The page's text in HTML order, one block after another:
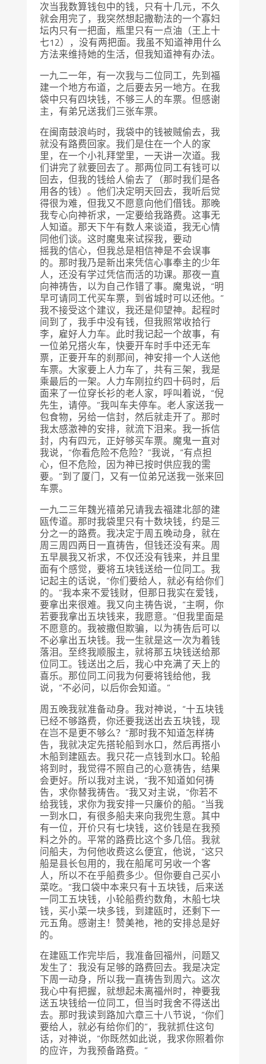
次当我数算钱包中的钱，只有十几元，不久
就会用完了，我突然想起撒勒法的一个寡妇
坛内只有一把面，瓶里只有一点油（王上十
七12），没有两把面。我虽不知道神用什么
方法来维持她的生活，但我知道神有办法。
一九二一年，有一次我与二位同工，先到福
建一个地方布道，之后要去另一地方。在我
袋中只有四块钱，不够三人的车票。但感谢
主，有弟兄送我们三张车票。
在闽南鼓浪屿时，我袋中的钱被贼偷去，我
就没有路费回家。我们是住在一个人的家
里，在一个小礼拜堂里，一天讲一次道。我
们讲完了就要回去了。那两位同工有钱可以
回去，但我的钱给人偷去了（那时我们是各
用各的钱）。他们决定明天回去，我听后觉
得很为难，但我又不愿意向他们借钱。那晚
我专心向神祈求，一定要给我路费。这事无
人知道。那天下午有数人来谈道，我无心情
同他们谈。这时魔鬼来试探我，要动
摇我的信心，但我总是相信神是不会误事
的。那时我乃是新出来凭信心事奉主的少年
人，还没有学过凭信而活的功课。那夜一直
向神祷告，以为自己作错了事。魔鬼说，“明
早可请同工代买车票，到省城时可以还他。”
我不接受这个建议，我还是仰望神。起程时
间到了，我手中没有钱，但我照常收拾行
李，雇好人力车。此时我记起一个故事，有
一位弟兄搭火车，快要开车时手中还无车
票，正要开车的刹那间，神安排一个人送他
车票。大家要上人力车了，共有三架，我是
乘最后的一架。人力车刚拉约四十码时，后
面来了一位穿长衫的老人家，呼叫着说，“倪
先生，请停。”我叫车夫停车。老人家送我一
包食物，另给一信封，然后就走开了。那时
我太感激神的安排，就流下泪来。我一拆信
封，内有四元，正好够买车票。魔鬼一直对
我说，“你看危险不危险？”我说，“有点担
心，但不危险，因为神已按时供应我的需
要。”到了厦门，又有一位弟兄送我一张来回
车票。
一九二三年魏光禧弟兄请我去福建北部的建
瓯传道。那时我袋里只有十数块钱，约是三
分之一的路费。我决定于周五晚动身，就在
周三周四两日一直祷告，但钱还没有来。周
五早晨我又祈求，不仅还没有钱来，并且里
面有个感觉，要将五块钱送给一位同工。我
记起主的话说，“你们要给人，就必有给你们
的。”我本来不爱钱财，但那日我实在爱钱，
要拿出来很难。我又向主祷告说，“主啊，你
若要我拿出五块钱来，我愿意。”但我里面是
不愿意的。我被撒但欺骗，以为祷告后可以
不必拿出五块钱。我一生就是这一次为着钱
落泪。至终我顺服主，就将那五块钱送给那
位同工。钱送出之后，我心中充满了天上的
喜乐。那位同工问我为何要将钱给他，我
说，“不必问，以后你会知道。”
周五晚我就准备动身。我对神说，“十五块钱
已经不够路费，你还要我送出去五块钱，现
在岂不是更不够么？”那时我不知道怎样祷
告，我就决定先搭轮船到水口，然后再搭小
木船到建瓯去。我只花一点钱到水口。轮船
将到时，我觉得不照自己的心意祷告，结果
会更好。所以我对主说，“我不知道如何祷
告，求你替我祷告。”我又对主说，“你若不
给我钱，求你为我安排一只廉价的船。”当我
一到水口，有很多船夫来向我兜生意。其中
有一位，开价只有七块钱，这价钱是在我预
料之外的。平常的路费比这个多几倍。我就
问船夫，为何他收费这么便宜，他说，“这只
船是县长包用的，我在船尾可另收一个客
人，所以不在乎船费多少。但你要自己买小
菜吃。”我口袋中本来只有十五块钱，后来送
一同工五块钱，小轮船费约数角，木船七块
钱，买小菜一块多钱，到建瓯时，还剩下一
元五角。感谢主！赞美祂，祂的安排总是好
的。
在建瓯工作完毕后，我准备回福州，问题又
发生了：我没有足够的路费回去。我是决定
下周一动身，所以我一直祷告到周六。这次
我心中有把握，就想起未离福州时，神要我
送五块钱给一位同工，但当时我舍不得送出
去。那时我读到路加六章三十八节说，“你们
要给人，就必有给你们的”，我就抓住这句
话，对神说，“你既然如此说，我求你照着你
的应许，为我预备路费。”